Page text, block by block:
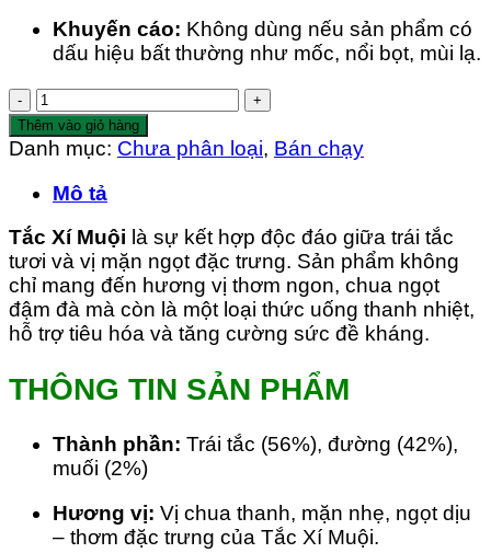
Khuyến cáo: Không dùng nếu sản phẩm có
dấu hiệu bất thường như mốc, nổi bọt, mùi lạ.
Tắc
Xí
Muội
1kg)
lượng
Thêm vào giỏ hàng
Danh mục: Chưa phân loại, Bán chạy
Mô tả
Tắc Xí Muội là sự kết hợp độc đáo giữa trái tắc
tươi và vị mặn ngọt đặc trưng. Sản phẩm không
chỉ mang đến hương vị thơm ngon, chua ngọt
đậm đà mà còn là một loại thức uống thanh nhiệt,
hỗ trợ tiêu hóa và tăng cường sức đề kháng.
THÔNG TIN SẢN PHẨM
Thành phần: Trái tắc (56%), đường (42%),
muối (2%)
Hương vị: Vị chua thanh, mặn nhẹ, ngọt dịu
– thơm đặc trưng của Tắc Xí Muội.